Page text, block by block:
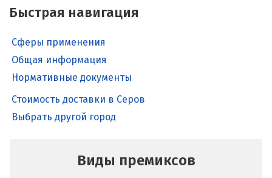
Быстрая навигация
Сферы применения
Общая информация
Нормативные документы
Стоимость доставки в Серов
Выбрать другой город
Виды премиксов